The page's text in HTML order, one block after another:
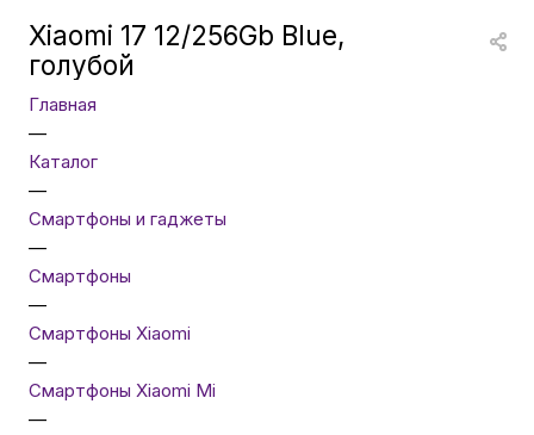
Умные кольца
Xiaomi 17 12/256Gb Blue,
голубой
Главная
—
Каталог
—
Смартфоны и гаджеты
—
Смартфоны
—
Смартфоны Xiaomi
—
Смартфоны Xiaomi Mi
—